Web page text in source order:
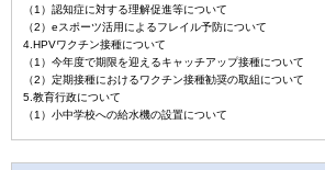
（1）認知症に対する理解促進等について
（2）eスポーツ活用によるフレイル予防について
4.HPVワクチン接種について
（1）今年度で期限を迎えるキャッチアップ接種について
（2）定期接種におけるワクチン接種勧奨の取組について
5.教育行政について
（1）小中学校への給水機の設置について